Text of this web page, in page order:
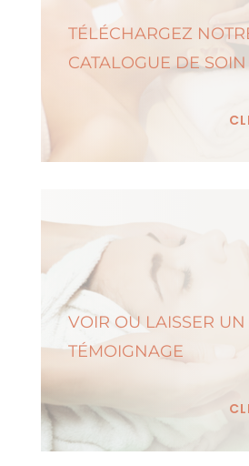
TÉLÉCHARGEZ
CATALOGUE DE SOIN
VOIR OU LAISSER UN
TÉMOIGNAGE